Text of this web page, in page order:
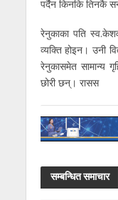
पर्दैन किनकि तिनकै
रेनुकाका पति
व्यक्ति होइन। उनी
रेनुकासमेत सामान्य
छोरी छन्। रासस
सम्बन्धित समाचार